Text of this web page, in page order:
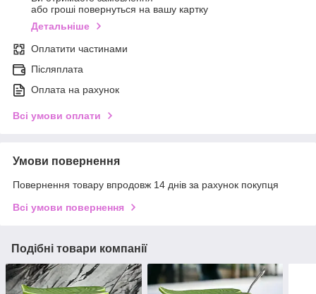
або гроші повернуться на вашу картку
Детальніше
Оплатити частинами
Післяплата
Оплата на рахунок
Всі умови оплати
Умови повернення
Повернення товару впродовж 14 днів за рахунок покупця
Всі умови повернення
Подібні товари компанії